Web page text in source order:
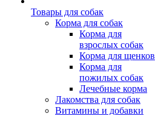
Товары для собак
Корма для собак
Корма для
взрослых собак
Корма для щенков
Корма для
пожилых собак
Лечебные корма
Лакомства для собак
Витамины и добавки